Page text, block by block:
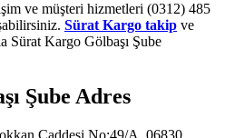
ve müşteri hizmetleri (0312) 485
Sürat Kargo takip ve
Sürat Kargo Gölbaşı Şube
Şube Adres
Caddesi No:49/A, 06830